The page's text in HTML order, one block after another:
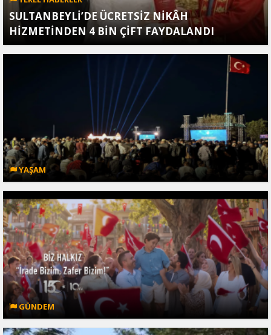
SULTANBEYLİ’DE ÜCRETSİZ NİKÂH
HİZMETİNDEN 4 BİN ÇİFT FAYDALANDI
YAŞAM
GÜNDEM